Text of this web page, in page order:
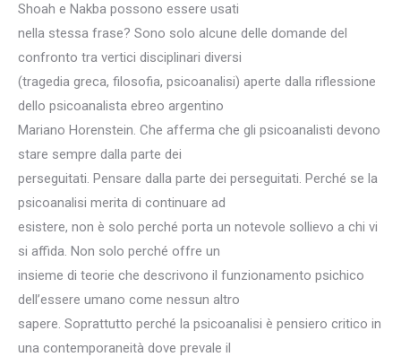
Shoah e Nakba possono essere usati
nella stessa frase? Sono solo alcune delle domande del
confronto tra vertici disciplinari diversi
(tragedia greca, filosofia, psicoanalisi) aperte dalla riflessione
dello psicoanalista ebreo argentino
Mariano Horenstein. Che afferma che gli psicoanalisti devono
stare sempre dalla parte dei
perseguitati. Pensare dalla parte dei perseguitati. Perché se la
psicoanalisi merita di continuare ad
esistere, non è solo perché porta un notevole sollievo a chi vi
si affida. Non solo perché offre un
insieme di teorie che descrivono il funzionamento psichico
dell’essere umano come nessun altro
sapere. Soprattutto perché la psicoanalisi è pensiero critico in
una contemporaneità dove prevale il